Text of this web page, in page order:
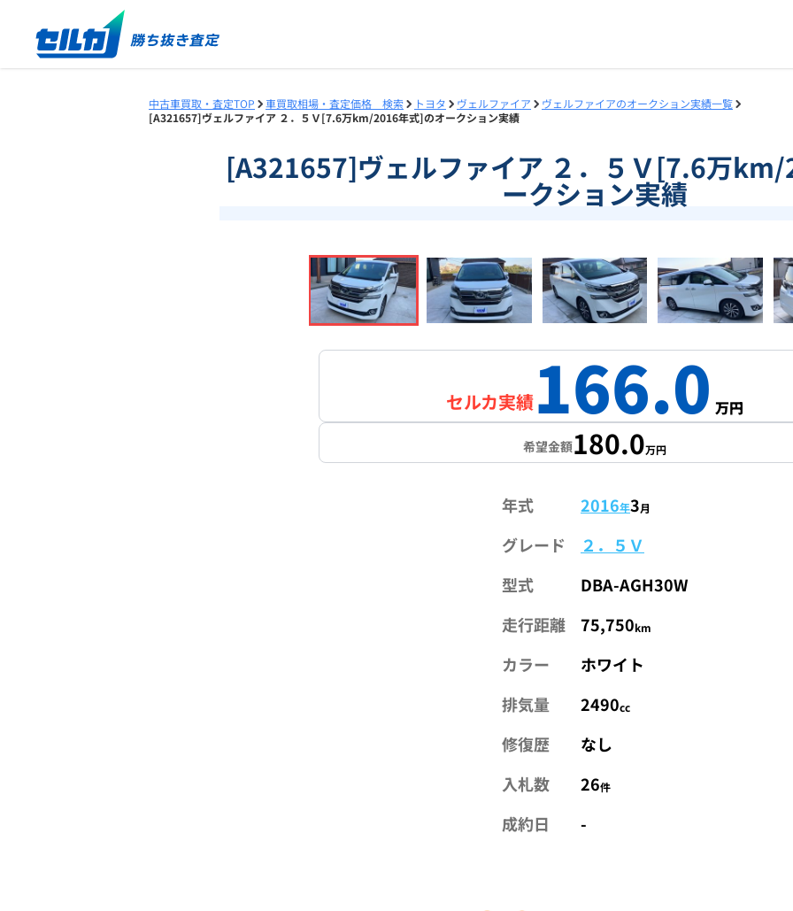
中古車買取・査定TOP 車買取相場・査定価格 検索 トヨタ ヴェルファイア
ヴェルファイアのオークション実績一覧
[A321657]ヴェルファイア ２．５Ｖ[7.6万km/2016年式]のオークション実績
[A321657]ヴェルファイア ２．５Ｖ[7.6万
ークション実績
セルカ実績166.0 万円
希望金額180.0万円
年式 2016年3月
グレード
２．５Ｖ
型式
DBA-AGH30W
走行距離
75,750km
カラー
ホワイト
排気量
2490cc
修復歴
なし
入札数
26件
成約日 -